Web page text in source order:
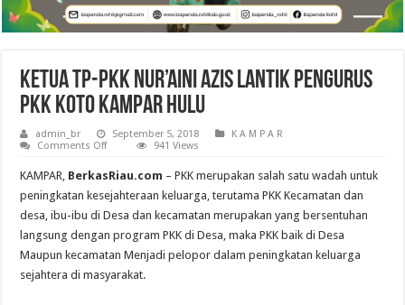
Ketua TP-PKK Nur’aini Azis Lantik Pengurus
PKK Koto Kampar Hulu
admin_br September 5, 2018
K A M P A R
Comments Offon
TP-
PKK
Nur’aini
Azis
Lantik
PKK
Koto
Kampar
Hulu
941 Views
KAMPAR, BerkasRiau.com – PKK merupakan salah satu wadah untuk
peningkatan kesejahteraan keluarga, terutama PKK Kecamatan dan
desa, ibu-ibu di Desa dan kecamatan merupakan yang bersentuhan
langsung dengan program PKK di Desa, maka PKK baik di Desa
Maupun kecamatan Menjadi pelopor dalam peningkatan keluarga
sejahtera di masyarakat.